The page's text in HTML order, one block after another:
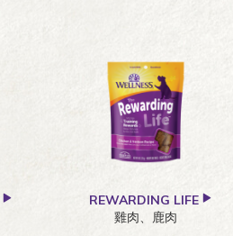
REWARDING LIFE
雞肉、鹿肉